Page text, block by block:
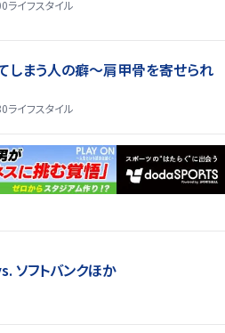
ライフスタイル
しまう人の癖～肩甲骨を寄せられ
ライフスタイル
ソフトバンクほか